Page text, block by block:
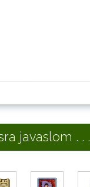
javaslom . . .